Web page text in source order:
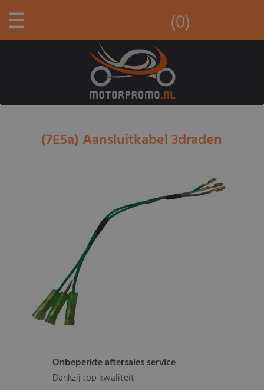
☰ (0)
(7E5a) Aansluitkabel 3draden
Onbeperkte aftersales service
Dankzij top kwaliteit